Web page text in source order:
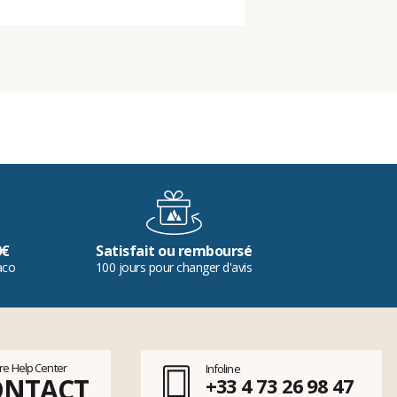
Satisfait ou remboursé
100 jours pour changer d'avis
Help Center Infoline
+33 4 73 26 98 47